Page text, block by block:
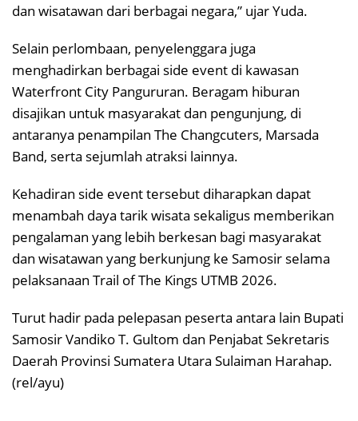
dan wisatawan dari berbagai negara,” ujar Yuda.
Selain perlombaan, penyelenggara juga
menghadirkan berbagai side event di kawasan
Waterfront City Pangururan. Beragam hiburan
disajikan untuk masyarakat dan pengunjung, di
antaranya penampilan The Changcuters, Marsada
Band, serta sejumlah atraksi lainnya.
Kehadiran side event tersebut diharapkan dapat
menambah daya tarik wisata sekaligus memberikan
pengalaman yang lebih berkesan bagi masyarakat
dan wisatawan yang berkunjung ke Samosir selama
pelaksanaan Trail of The Kings UTMB 2026.
Turut hadir pada pelepasan peserta antara lain Bupati
Samosir Vandiko T. Gultom dan Penjabat Sekretaris
Daerah Provinsi Sumatera Utara Sulaiman Harahap.
(rel/ayu)